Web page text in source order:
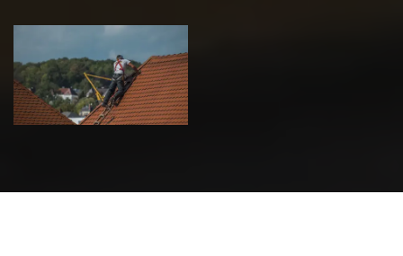
Urgence fuite
de toiture 39
Jura